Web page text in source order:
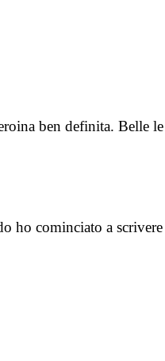
ben definita. Belle
ho cominciato a